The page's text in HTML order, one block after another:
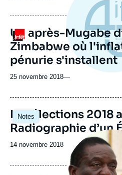
Logo
Un après-Mugabe
Zimbabwe où
pénurie s'installent
25 novembre 2018—
Notes
Image
principale
Les élections 2018
Radiographie d’un
Date
publication
14 novembre 2018
Image
principale
médiatique